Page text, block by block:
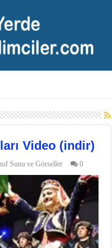
Video (indir)
Sunu ve Görseller 0